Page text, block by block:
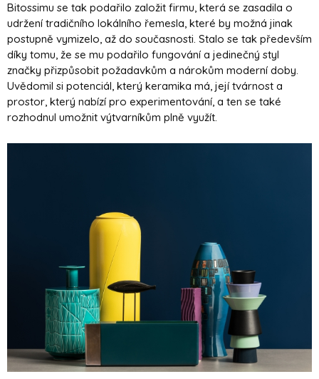
Bitossimu se tak podařilo založit firmu, která se zasadila o
udržení tradičního lokálního řemesla, které by možná jinak
postupně vymizelo, až do současnosti. Stalo se tak především
díky tomu, že se mu podařilo fungování a jedinečný styl
značky přizpůsobit požadavkům a nárokům moderní doby.
Uvědomil si potenciál, který keramika má, její tvárnost a
prostor, který nabízí pro experimentování, a ten se také
rozhodnul umožnit výtvarníkům plně využít.